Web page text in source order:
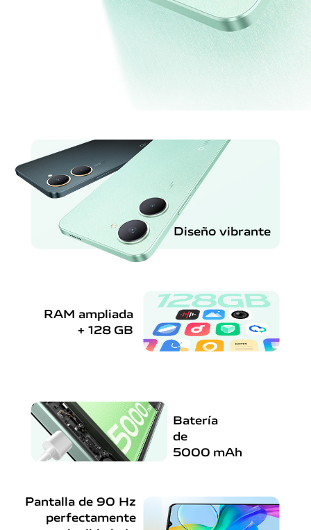
Diseño vibrante
RAM ampliada
+ 128 GB
Batería
de
5000 mAh
Pantalla de 90 Hz
perfectamente